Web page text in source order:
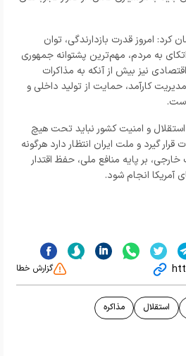
امروز قدرت بازدارندگی، توان
به مردم، مهم‌ترین پشتوانه جمهوری
نیز بیش از آنکه به مذاکرات
کارآمد، حمایت از تولید داخلی و
و امنیت کشور نباید تحت هیچ
گیرد و ملت ایران انتظار دارد هرگونه
بر پایه منافع ملی، حفظ اقتدار
آمریکا انجام شود.
گزارش خطا
استقلال مذاکره